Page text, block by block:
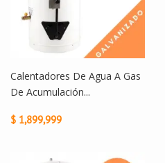
Calentadores De Agua A Gas
De Acumulación...
$ 1,899,999